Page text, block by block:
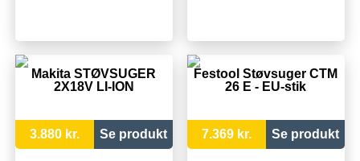
Makita STØVSUGER
2X18V LI-ION
3.880 kr. Se produkt
Festool Støvsuger CTM
26 E - EU-stik
7.369 kr. Se produkt